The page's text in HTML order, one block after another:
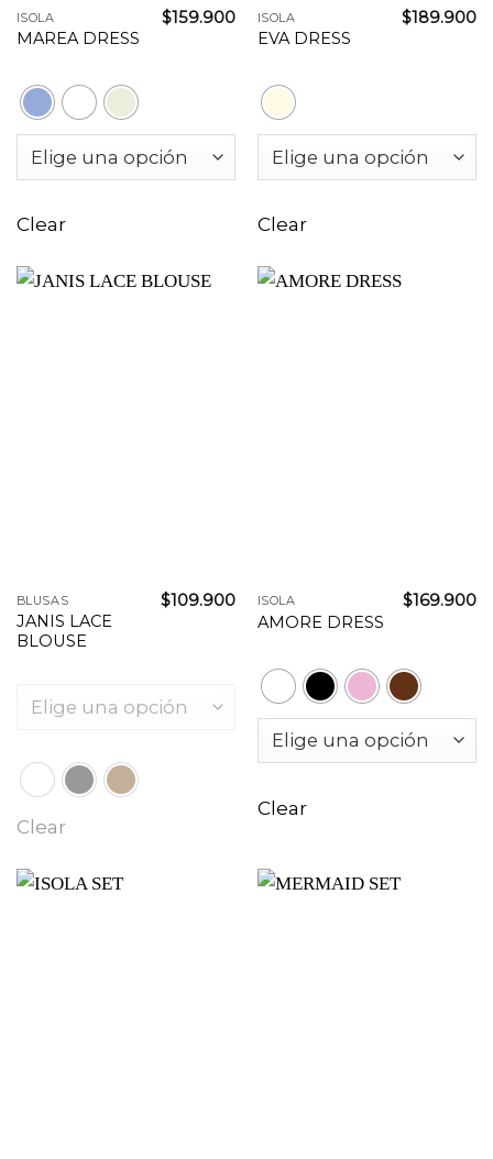
ISOLA
MAREA DRESS
$159.900
Clear
ISOLA
EVA DRESS
$189.900
Clear
BLUSAS
JANIS LACE
BLOUSE
$109.900
Clear
ISOLA
AMORE DRESS
$169.900
Clear